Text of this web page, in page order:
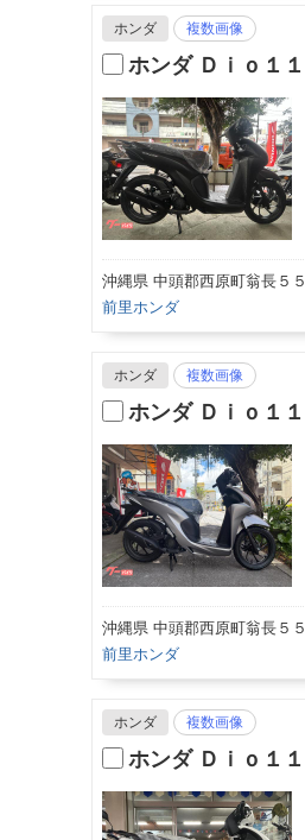
ホンダ 複数画像
ホンダ Ｄｉｏ１
沖縄県 中頭郡西原町翁長５
前里ホンダ
ホンダ 複数画像
ホンダ Ｄｉｏ１
沖縄県 中頭郡西原町翁長５
前里ホンダ
ホンダ 複数画像
ホンダ Ｄｉｏ１